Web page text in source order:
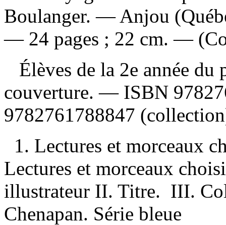
Boulanger. — Anjou
— 24 pages ; 22 cm. —
Élèves de la 2e année
couverture. — ISBN
9782761788847
1. Lectures et morceaux
Lectures et morceaux
illustrateur II. Titre. III.
Chenapan. Série bleue